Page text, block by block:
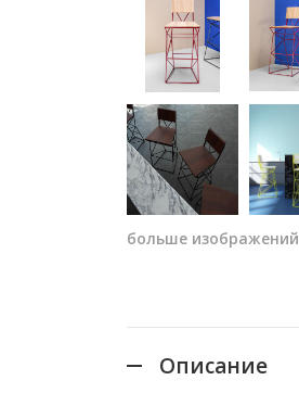
больше изображений
Описание